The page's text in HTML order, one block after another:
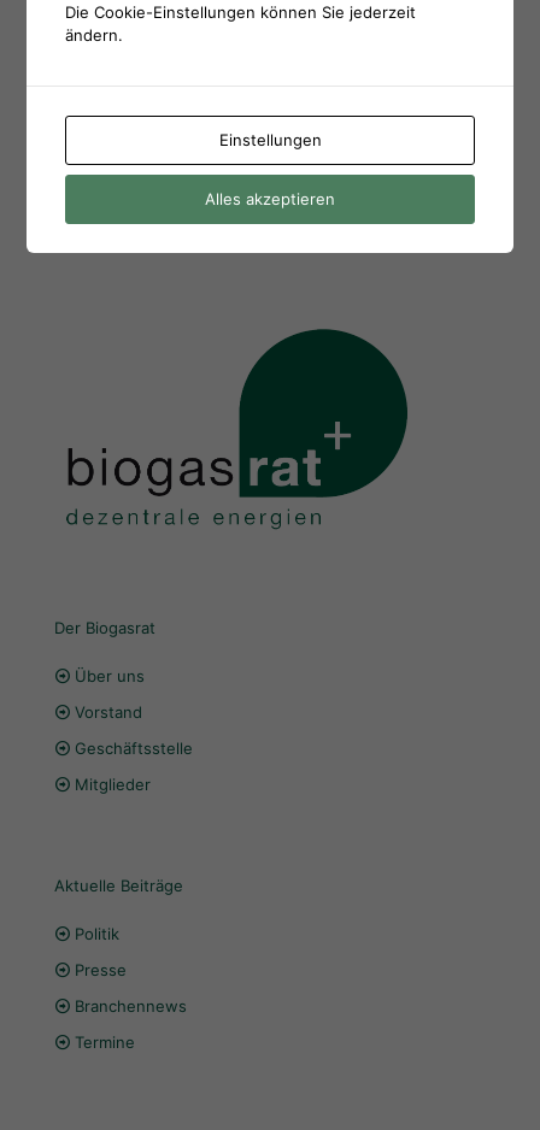
Pressekontakt:
Janet Hochi
< zurück zu Pressemitteilungen
Der Biogasrat
Über uns
Vorstand
Geschäftsstelle
Mitglieder
Aktuelle Beiträge
Politik
Presse
Branchennews
Termine
Die Cookie-Einstellungen können Sie jederzeit
ändern.
Einstellungen
Alles akzeptieren